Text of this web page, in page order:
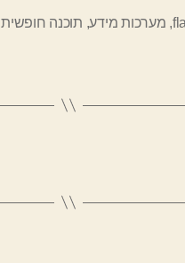
, מערכות מידע, תוכנה חופשית